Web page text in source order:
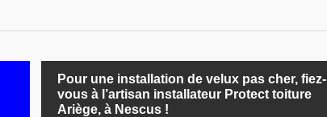
Pour une installation de velux pas cher, fiez-
vous à l’artisan installateur Protect toiture
Ariège, à Nescus !